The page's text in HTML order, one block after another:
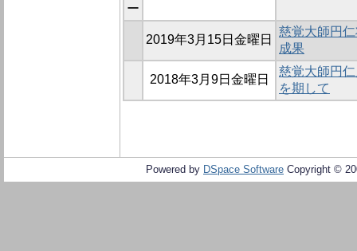
ー
2019年3月15日金曜日
慈覚大師円
成果
2018年3月9日金曜日
慈覚大師円
を期して
Powered by DSpace Software Copyright ©